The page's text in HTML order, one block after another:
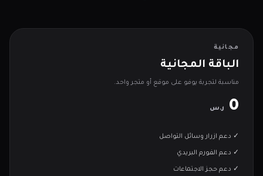
مجانية
الباقة المجانية
مناسبة لتجربة يوفو على موقع أو متجر واحد.
0 ر.س
✓ دعم ازرار وسائل التواصل
✓ دعم الفورم البريدي
✓ دعم حجز الاجتماعات